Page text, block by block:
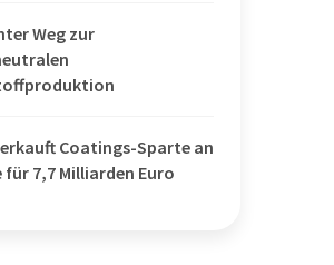
Weg zur
Coatings-Sparte an
für 7,7 Milliarden Euro